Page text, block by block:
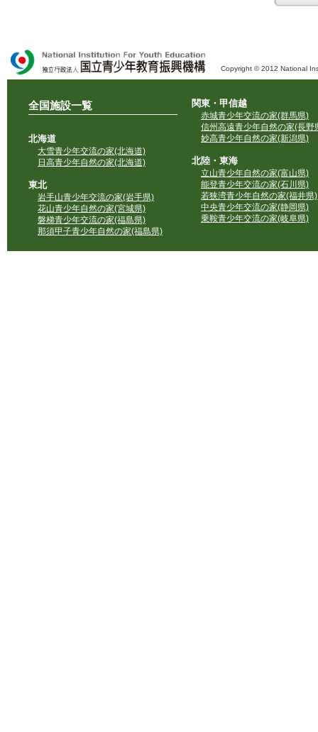
Copyright © 2012 National
全国施設一覧
北海道
大雪青少年交流の家(北海道)
日高青少年自然の家(北海道)
東北
岩手山青少年交流の家(岩手県)
花山青少年自然の家(宮城県)
磐梯青少年交流の家(福島県)
那須甲子青少年自然の家(福島県)
関東・甲信越
赤城青少年交流の家(群馬県)
信州高遠青少年自然の家(長野
妙高青少年自然の家(新潟県)
北陸・東海
立山青少年自然の家(富山県)
能登青少年交流の家(石川県)
若狭湾青少年自然の家(福井県)
中央青少年交流の家(静岡県)
乗鞍青少年交流の家(岐阜県)